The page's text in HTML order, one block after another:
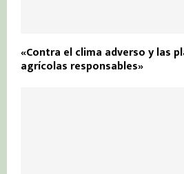
«Contra el clima adverso y las
agrícolas responsables»